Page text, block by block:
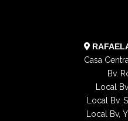
Casa
Bv.
Local
Local Bv.
Local Bv,